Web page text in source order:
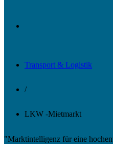
Transport & Logistik
/
LKW -Mietmarkt
"Marktintelligenz für eine